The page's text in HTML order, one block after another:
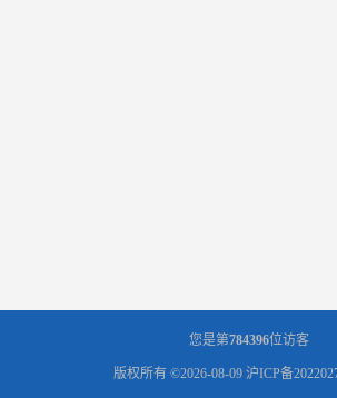
您是第784396位访客
版权所有 ©2026-08-09 沪ICP备